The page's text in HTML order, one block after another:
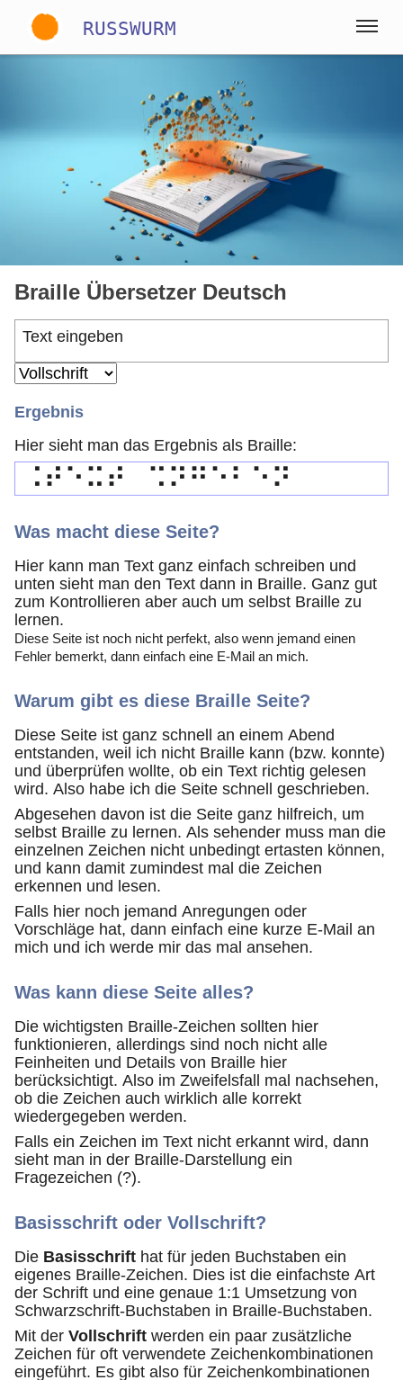
RUSSWURM
Englisch Deutsch Spanisch
Braille Übersetzer Deutsch
Ergebnis
Hier sieht man das Ergebnis als Braille:
Was macht diese Seite?
Hier kann man Text ganz einfach schreiben und
unten sieht man den Text dann in Braille. Ganz gut
zum Kontrollieren aber auch um selbst Braille zu
lernen.
Diese Seite ist noch nicht perfekt, also wenn jemand einen
Fehler bemerkt, dann einfach eine E-Mail an mich.
Warum gibt es diese Braille Seite?
Diese Seite ist ganz schnell an einem Abend
entstanden, weil ich nicht Braille kann (bzw. konnte)
und überprüfen wollte, ob ein Text richtig gelesen
wird. Also habe ich die Seite schnell geschrieben.
Abgesehen davon ist die Seite ganz hilfreich, um
selbst Braille zu lernen. Als sehender muss man die
einzelnen Zeichen nicht unbedingt ertasten können,
und kann damit zumindest mal die Zeichen
erkennen und lesen.
Falls hier noch jemand Anregungen oder
Vorschläge hat, dann einfach eine kurze E-Mail an
mich und ich werde mir das mal ansehen.
Was kann diese Seite alles?
Die wichtigsten Braille-Zeichen sollten hier
funktionieren, allerdings sind noch nicht alle
Feinheiten und Details von Braille hier
berücksichtigt. Also im Zweifelsfall mal nachsehen,
ob die Zeichen auch wirklich alle korrekt
wiedergegeben werden.
Falls ein Zeichen im Text nicht erkannt wird, dann
sieht man in der Braille-Darstellung ein
Fragezeichen (?).
Basisschrift oder Vollschrift?
Die Basisschrift hat für jeden Buchstaben ein
eigenes Braille-Zeichen. Dies ist die einfachste Art
der Schrift und eine genaue 1:1 Umsetzung von
Schwarzschrift-Buchstaben in Braille-Buchstaben.
Mit der Vollschrift werden ein paar zusätzliche
Zeichen für oft verwendete Zeichenkombinationen
eingeführt. Es gibt also für Zeichenkombinationen